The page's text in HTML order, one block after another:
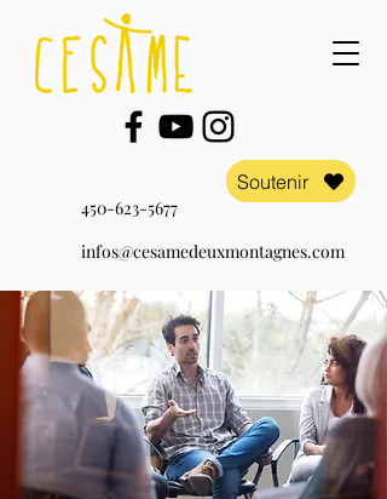
Soutenir
450-623-5677
infos@cesamedeuxmontagnes.com